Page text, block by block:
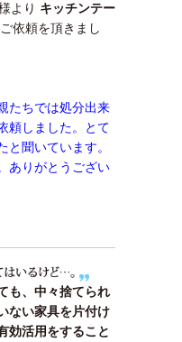
より キッチンテー
依頼を頂きまし
たちでは処分出来
頼しました。とて
と聞いています。
ありがとうござい
も、中々捨てられ
ない家具を片付け
効活用をすること